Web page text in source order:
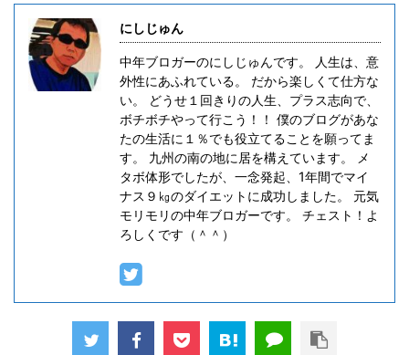
にしじゅん
中年ブロガーのにしじゅんです。 人生は、意
外性にあふれている。 だから楽しくて仕方な
い。 どうせ１回きりの人生、プラス志向で、
ボチボチやって行こう！！ 僕のブログがあな
たの生活に１％でも役立てることを願ってま
す。 九州の南の地に居を構えています。 メ
タボ体形でしたが、一念発起、1年間でマイ
ナス９㎏のダイエットに成功しました。 元気
モリモリの中年ブロガーです。 チェスト！よ
ろしくです（＾＾）